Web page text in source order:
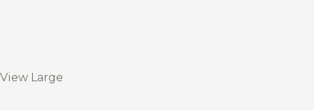
View Large